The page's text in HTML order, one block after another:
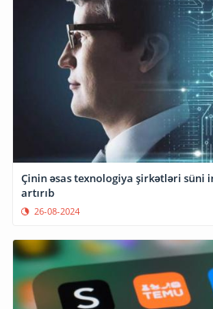
Çinin əsas texnologiya şirkətləri süni
artırıb
26-08-2024